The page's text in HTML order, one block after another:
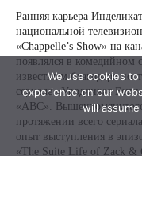
We use cookies
experience on our
will